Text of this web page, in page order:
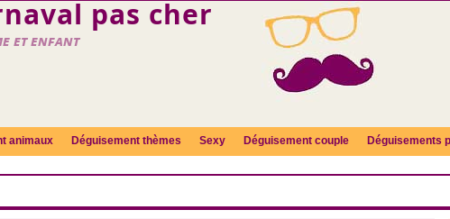
pas cher
et enfant
animaux Déguisement thèmes Sexy Déguisement couple Déguisements